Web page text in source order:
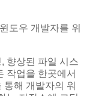
도우 개발자를 위
향상된 파일 시스
작업을 한곳에서
통해 개발자의 워